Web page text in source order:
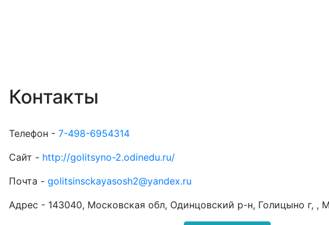
Контакты
Телефон - 7-498-6954314
Сайт - http://golitsyno-2.odinedu.ru/
Почта - golitsinsckayasosh2@yandex.ru
Адрес - 143040, Московская обл, Одинцовский р-н, Голицыно г, ,